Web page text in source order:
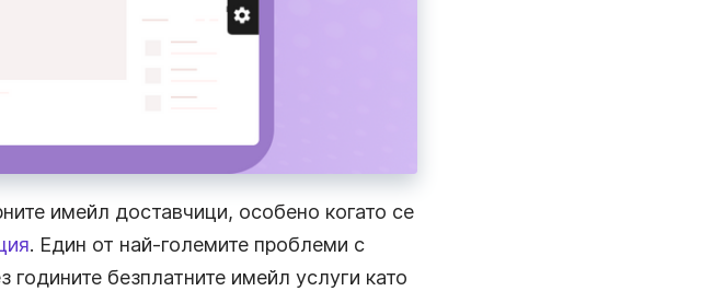
имейл доставчици, особено когато се
. Един от най-големите проблеми с
годините безплатните имейл услуги като